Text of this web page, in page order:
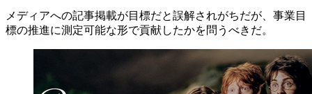
メディアへの記事掲載が目標だと誤解されがちだが、事業目
標の推進に測定可能な形で貢献したかを問うべきだ。